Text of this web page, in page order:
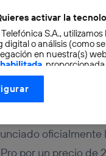
8
por un precio de
activar la
S.A.,
digital o análisis (como
en nuestra(s)
,
consentimiento en cada
Utiq está diseñada
tu dirección IP y otra
la conexión que utilizas